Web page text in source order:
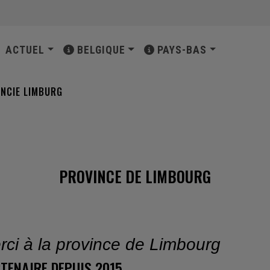
ACTUEL BELGIQUE PAYS-BAS
LIMBURG
PROVINCE DE LIMBOURG
à la province de Limbourg